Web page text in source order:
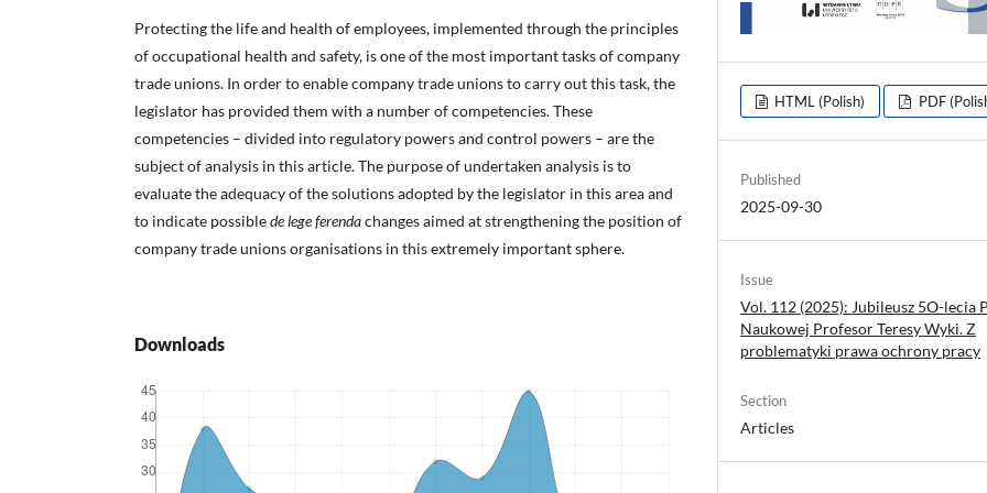
Protecting the life and health of employees, implemented through the principles
of occupational health and safety, is one of the most important tasks of company
trade unions. In order to enable company trade unions to carry out this task, the
legislator has provided them with a number of competencies. These
competencies – divided into regulatory powers and control powers – are the
subject of analysis in this article. The purpose of undertaken analysis is to
evaluate the adequacy of the solutions adopted by the legislator in this area and
to indicate possiblede lege ferendachanges aimed at strengthening the position of
company trade unions organisations in this extremely important sphere.
Downloads
HTML (Polish) PDF
Published
2025-09-30
Issue
Vol. 112 (2025): Jubileusz 5O-lecia
Naukowej Profesor Teresy Wyki. Z
problematyki prawa ochrony pracy
Section
Articles